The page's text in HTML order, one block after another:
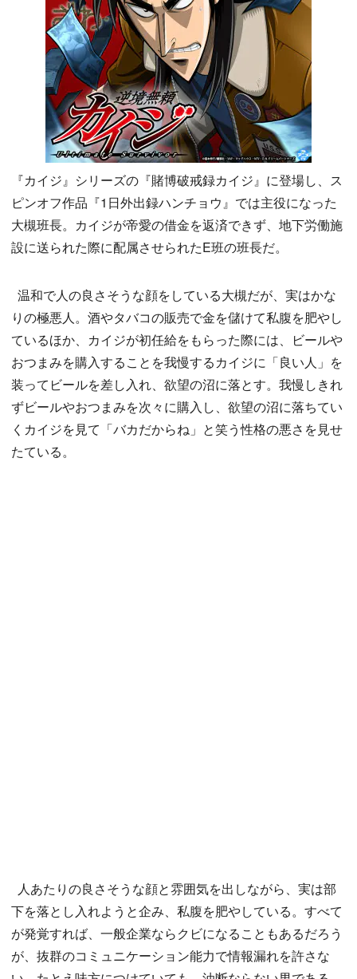
『カイジ』シリーズの『賭博破戒録カイジ』に登場し、ス
ピンオフ作品『1日外出録ハンチョウ』では主役になった
大槻班長。カイジが帝愛の借金を返済できず、地下労働施
設に送られた際に配属させられたE班の班長だ。
温和で人の良さそうな顔をしている大槻だが、実はかな
りの極悪人。酒やタバコの販売で金を儲けて私腹を肥やし
ているほか、カイジが初任給をもらった際には、ビールや
おつまみを購入することを我慢するカイジに「良い人」を
装ってビールを差し入れ、欲望の沼に落とす。我慢しきれ
ずビールやおつまみを次々に購入し、欲望の沼に落ちてい
くカイジを見て「バカだからね」と笑う性格の悪さを見せ
たている。
人あたりの良さそうな顔と雰囲気を出しながら、実は部
下を落とし入れようと企み、私腹を肥やしている。すべて
が発覚すれば、一般企業ならクビになることもあるだろう
が、抜群のコミュニケーション能力で情報漏れを許さな